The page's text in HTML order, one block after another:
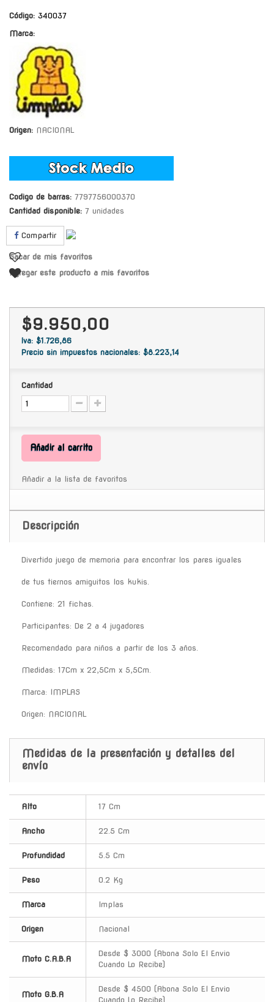
Código: 340037
Marca:
Origen: NACIONAL
Codigo de barras: 7797756000370
Cantidad disponible: 7 unidades
Compartir
Sacar de mis favoritos
Agregar este producto a mis favoritos
$9.950,00
Iva: $1.726,86
Precio sin impuestos nacionales: $8.223,14
Cantidad
Añadir al carrito
Añadir a la lista de favoritos
Descripción
Divertido juego de memoria para encontrar los pares iguales
de tus tiernos amiguitos los kukis.
Contiene: 21 fichas.
Participantes: De 2 a 4 jugadores
Recomendado para niños a partir de los 3 años.
Medidas: 17Cm x 22,5Cm x 5,5Cm.
Marca: IMPLAS
Origen: NACIONAL
Medidas de la presentación y detalles del
envío
Alto 17 Cm
Ancho 22.5 Cm
Profundidad 5.5 Cm
Peso 0.2 Kg
Marca Implas
Origen Nacional
Moto C.A.B.A
Desde $ 3000 (Abona Solo El Envio
Cuando Lo Recibe)
Moto G.B.A
Desde $ 4500 (Abona Solo El Envio
Cuando Lo Recibe)